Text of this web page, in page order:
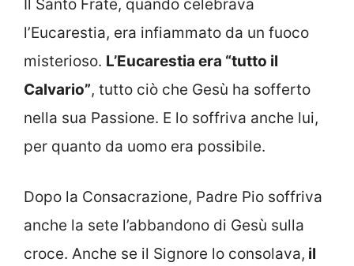
Il Santo Frate, quando celebrava
l’Eucarestia, era infiammato da un fuoco
misterioso. L’Eucarestia era “tutto il
Calvario”, tutto ciò che Gesù ha sofferto
nella sua Passione. E lo soffriva anche lui,
per quanto da uomo era possibile.
Dopo la Consacrazione, Padre Pio soffriva
anche la sete l’abbandono di Gesù sulla
croce. Anche se il Signore lo consolava, il